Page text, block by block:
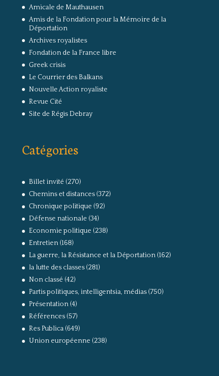
Amicale de Mauthausen
Amis de la Fondation pour la Mémoire de la
Déportation
Archives royalistes
Fondation de la France libre
Greek crisis
Le Courrier des Balkans
Nouvelle Action royaliste
Revue Cité
Site de Régis Debray
Catégories
Billet invité (270)
Chemins et distances(372)
Chronique politique (92)
Défense nationale (34)
Economie politique (238)
Entretien(168)
La guerre, la Résistance et la Déportation(162)
la lutte des classes(281)
Non classé (42)
Partis politiques, intelligentsia, médias(750)
Présentation(4)
Références(57)
Res Publica(649)
Union européenne (238)